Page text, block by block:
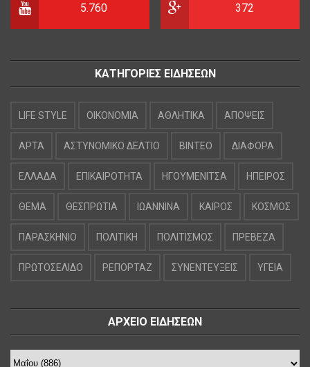
5.760 372
ΚΑΤΗΓΟΡΙΕΣ ΕΙΔΗΣΕΩΝ
LIFE STYLE OIKONOMIA ΑΘΛΗΤΙΚΑ ΑΠΟΨΕΙΣ
ΑΡΤΑ ΑΣΤΥΝΟΜΙΚΟ ΔΕΛΤΙΟ ΒΙΝΤΕΟ ΔΙΑΦΟΡΑ
ΕΛΛΑΔΑ ΕΠΙΚΑΙΡΟΤΗΤΑ ΗΓΟΥΜΕΝΙΤΣΑ ΗΠΕΙΡΟΣ
ΘΕΜΑ ΘΕΣΠΡΩΤΙΑ ΙΩΑΝΝΙΝΑ ΚΑΙΡΟΣ ΚΟΣΜΟΣ
ΠΑΡΑΣΚΗΝΙΟ ΠΟΛΙΤΙΚΗ ΠΟΛΙΤΙΣΜΟΣ ΠΡΕΒΕΖΑ
ΠΡΩΤΟΣΕΛΙΔΟ ΡΕΠΟΡΤΑΖ ΣΥΝΕΝΤΕΥΞΕΙΣ ΥΓΕΙΑ
ΑΡΧΕΙΟ ΕΙΔΗΣΕΩΝ